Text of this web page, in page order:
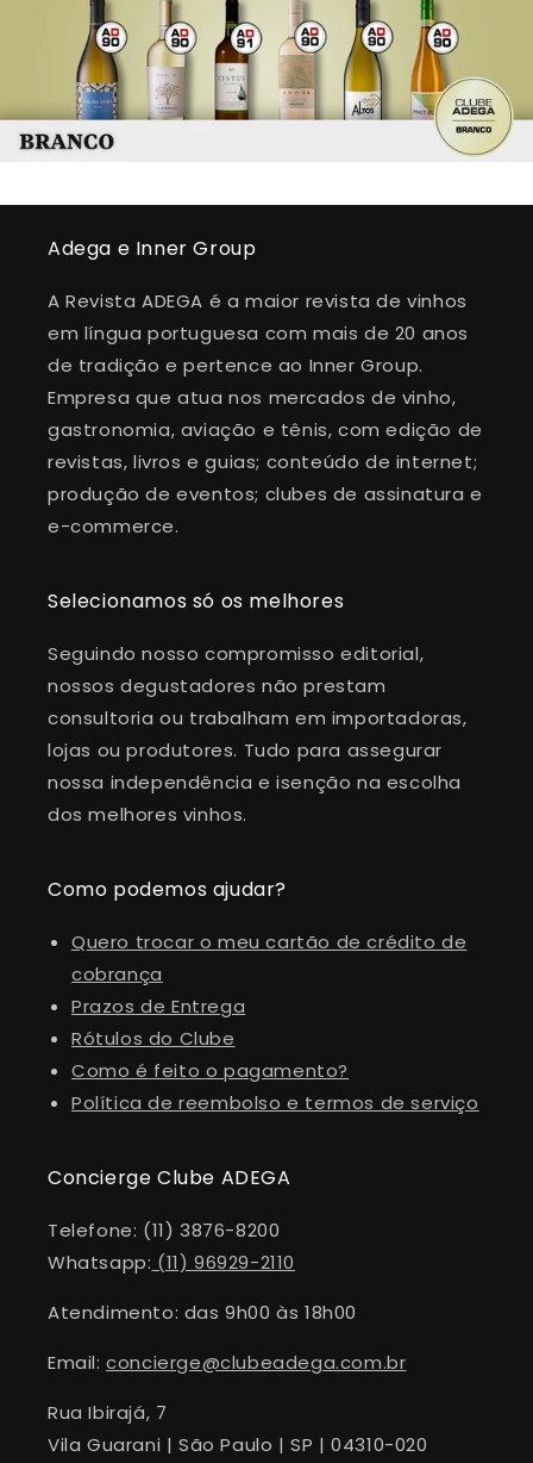
Adega e Inner Group
A Revista ADEGA é a maior revista de vinhos
em língua portuguesa com mais de 20 anos
de tradição e pertence ao Inner Group.
Empresa que atua nos mercados de vinho,
gastronomia, aviação e tênis, com edição de
revistas, livros e guias; conteúdo de internet;
produção de eventos; clubes de assinatura e
e-commerce.
Selecionamos só os melhores
Seguindo nosso compromisso editorial,
nossos degustadores não prestam
consultoria ou trabalham em importadoras,
lojas ou produtores. Tudo para assegurar
nossa independência e isenção na escolha
dos melhores vinhos.
Como podemos ajudar?
Quero trocar o meu cartão de crédito de
cobrança
Prazos de Entrega
Rótulos do Clube
Como é feito o pagamento?
Política de reembolso e termos de serviço
Concierge Clube ADEGA
Telefone: (11) 3876-8200
Whatsapp: (11) 96929-2110
Atendimento: das 9h00 às 18h00
Email:concierge@clubeadega.com.br
Rua Ibirajá, 7
Vila Guarani | São Paulo | SP | 04310-020